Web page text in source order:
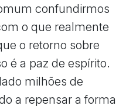
confundirmos
o que realmente
o retorno sobre
é a paz de espírito.
milhões de
a repensar a forma